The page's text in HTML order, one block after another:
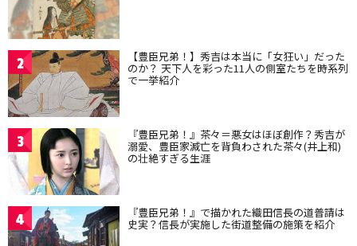
2 【豊臣兄弟！】秀吉は本当に「女狂い」だった
のか？ 天下人を彩った11人の側室たちを時系列
で一挙紹介
3 『豊臣兄弟！』茶々＝悪女はほぼ創作？秀吉が
溺愛、豊臣家滅亡を背負わされた茶々(井上和)
の壮絶すぎる生涯
4 『豊臣兄弟！』で描かれた織田信長の道普請は
史実？信長が実施した街道整備の施策を紹介